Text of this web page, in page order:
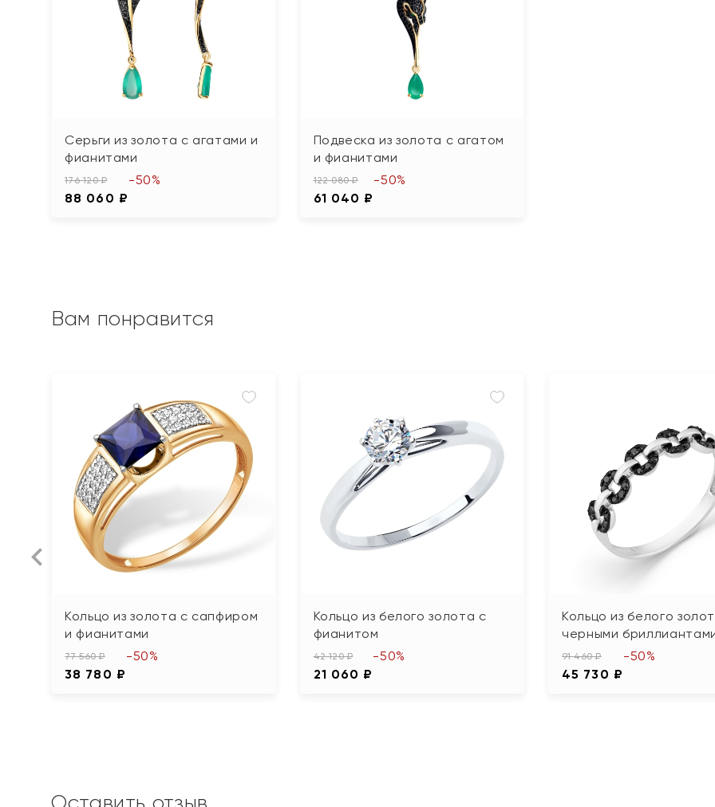
Серьги из золота с агатами и
фианитами
176 120 ₽
88 060 ₽
-50%
Подвеска из золота с агатом
и фианитами
122 080 ₽
61 040 ₽
-50%
Вам понравится
Кольцо из золота с сапфиром
и фианитами
77 560 ₽
38 780 ₽
-50%
Кольцо из белого золота с
фианитом
42 120 ₽
21 060 ₽
-50%
Кольцо из белого
черными
91 460 ₽
45 730 ₽
-50%
Оставить отзыв